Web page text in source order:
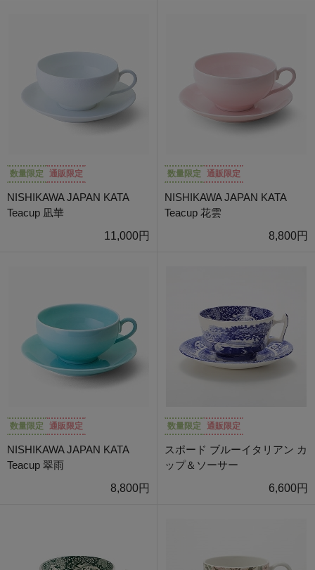
数量限定 通販限定
NISHIKAWA JAPAN KATA
Teacup 凪華
11,000円
数量限定 通販限定
NISHIKAWA JAPAN KATA
Teacup 花雲
8,800円
数量限定 通販限定
NISHIKAWA JAPAN KATA
Teacup 翠雨
8,800円
数量限定 通販限定
スポード ブルーイタリアン カ
ップ＆ソーサー
6,600円